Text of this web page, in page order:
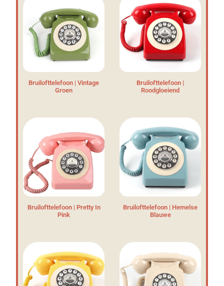
Bruilofttelefoon | Vintage
Groen
Bruilofttelefoon |
Roodgloeiend
Bruilofttelefoon | Pretty In
Pink
Bruilofttelefoon | Hemelse
Blauwe